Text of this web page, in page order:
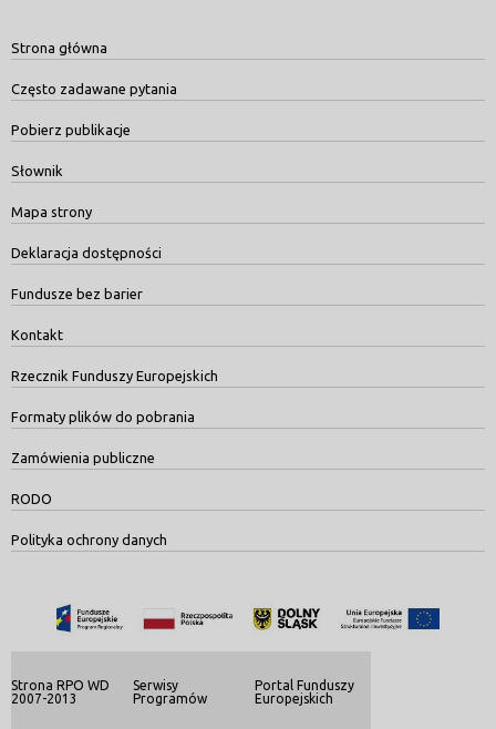
Strona główna
Często zadawane pytania
Pobierz publikacje
Słownik
Mapa strony
Deklaracja dostępności
Fundusze bez barier
Kontakt
Rzecznik Funduszy Europejskich
Formaty plików do pobrania
Zamówienia publiczne
RODO
Polityka ochrony danych
Strona RPO WD
2007-2013
Serwisy
Programów
Portal Funduszy
Europejskich